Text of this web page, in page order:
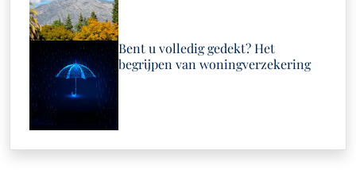
Bent u volledig gedekt? Het
begrijpen van woningverzekering